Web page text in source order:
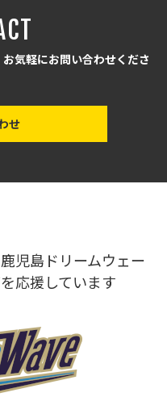
気軽にお問い合わせくださ
せ
児島ドリームウェー
応援しています